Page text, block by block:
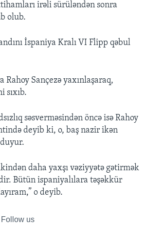
irəli sürüləndən sonra
olub.
İspaniya Kralı VI Flipp qəbul
Rahoy Sançezə yaxınlaşaraq,
sıxıb.
səsverməsindən öncə isə Rahoy
deyib ki, o, baş nazir ikən
daha yaxşı vəziyyətə gətirmək
Bütün ispaniyalılara təşəkkür
o deyib.
Follow us